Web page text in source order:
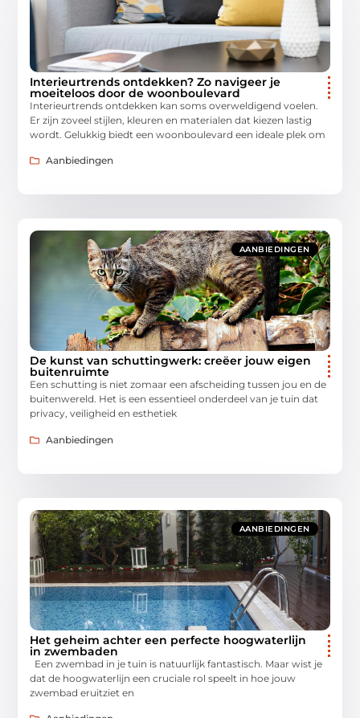
Interieurtrends ontdekken? Zo navigeer je
moeiteloos door de woonboulevard
Interieurtrends ontdekken kan soms overweldigend voelen.
Er zijn zoveel stijlen, kleuren en materialen dat kiezen lastig
wordt. Gelukkig biedt een woonboulevard een ideale plek om
Aanbiedingen
AANBIEDINGEN
De kunst van schuttingwerk: creëer jouw eigen
buitenruimte
Een schutting is niet zomaar een afscheiding tussen jou en de
buitenwereld. Het is een essentieel onderdeel van je tuin dat
privacy, veiligheid en esthetiek
Aanbiedingen
AANBIEDINGEN
Het geheim achter een perfecte hoogwaterlijn
in zwembaden
Een zwembad in je tuin is natuurlijk fantastisch. Maar wist je
dat de hoogwaterlijn een cruciale rol speelt in hoe jouw
zwembad eruitziet en